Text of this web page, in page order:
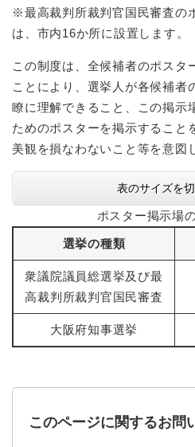
※最高裁判所裁判官国民審査の
は、市内16か所に設置します。
この制度は、全候補者のポスタ
ことにより、選挙人が各候補者
瞭に理解できること、この掲示
ためのポスターを掲示すること
美観を損なわないこと等を意図
表のサイズを
ポスター掲示場
選挙の種類
衆議院議員総選挙及び最
高裁判所裁判官国民審査
大阪府知事選挙
このページに関するお問